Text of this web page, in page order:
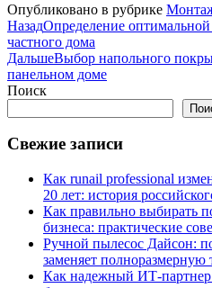
Опубликовано в рубрике
НазадОпределение
частного дома
ДальшеВыбор напольного
панельном доме
Поиск
Свежие записи
Как runail professional
20 лет: история
Как правильно выбирать
бизнеса: практические
Ручной пылесос Дайсон:
заменяет полноразмерную
Как надежный ИТ-партнер